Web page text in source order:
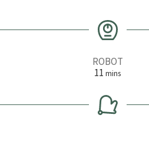
ROBOT
11m
n
t
mins